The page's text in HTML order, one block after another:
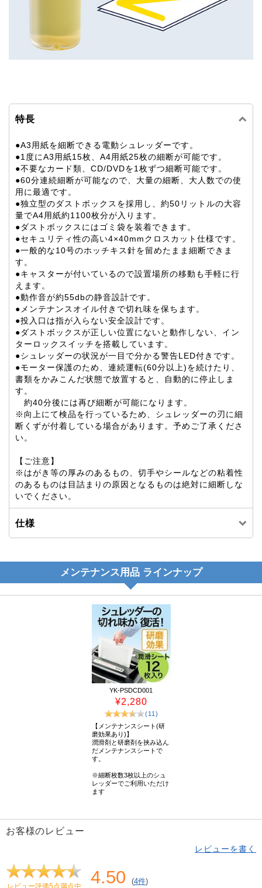
特長
●A3用紙を細断できる電動シュレッダーです。
●1度にA3用紙15枚、A4用紙25枚の細断が可能です。
●不要なカード類、CD/DVDを1枚ずつ細断可能です。
●60分連続細断が可能なので、大量の細断、大人数での使
用に最適です。
●独立型のダストボックスを採用し、約50リットルの大容
量でA4用紙約1100枚分が入ります。
●ダストボックスにはゴミ袋を装着できます。
●セキュリティ性の高い4×40mmクロスカット仕様です。
●一般的な10号のホッチキス針を留めたまま細断できま
す。
●キャスターが付いているので設置場所の移動も手軽に行
えます。
●動作音が約55dbの静音設計です。
●メンテナンスオイル付きで切れ味を保ちます。
●投入口は指が入らない安全設計です。
●ダストボックスが正しい位置にないと動作しない、イン
ターロックスイッチを搭載しています。
●シュレッダーの状況が一目で分かる警告LED付きです。
●モーター保護のため、連続運転(60分以上)を続けたり、
書類をかみこんだ状態で放置すると、自動的に停止しま
す。
約40分後には再び細断が可能になります。
※向上にて検品を行っているため、シュレッダーの刃に細
断くずが付着している場合があります。予めご了承くださ
い。
【ご注意】
※はがき等の厚みのあるもの、切手やシールなどの粘着性
のあるものは目詰まりの原因となるものは絶対に細断しな
いでください。
仕様
メンテナンス用品 ラインナップ
YK-PSDCD001
¥2,280
(11)
【メンテナンスシート(研
磨効果あり)】
潤滑剤と研磨剤を挟み込ん
だメンテナンスシートで
す。
※細断枚数3枚以上のシュ
レッダーでご利用いただけ
ます
お客様のレビュー
レビューを書く
レビュー評価5点満点中 4.50 (4件)